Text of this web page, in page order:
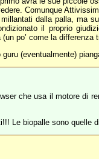
Comunque
dalla palla, ma
il proprio
po’ come la
(eventualmente)
che usa il motore di
Le biopalle sono quelle